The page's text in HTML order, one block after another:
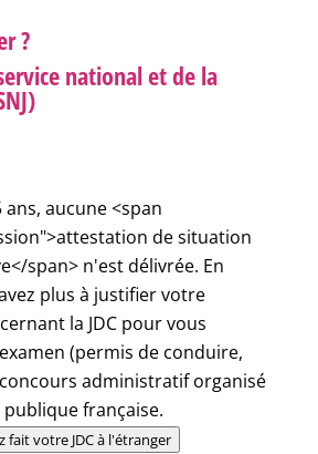
?
national et de la
aucune <span
de situation
span> n'est délivrée. En
plus à justifier votre
la JDC pour vous
(permis de conduire,
concours administratif organisé
française.
fait votre JDC à l'étranger